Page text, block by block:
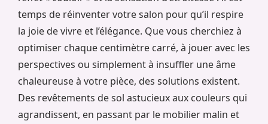
temps de réinventer votre salon pour qu’il respire
la joie de vivre et l’élégance. Que vous cherchiez à
optimiser chaque centimètre carré, à jouer avec les
perspectives ou simplement à insuffler une âme
chaleureuse à votre pièce, des solutions existent.
Des revêtements de sol astucieux aux couleurs qui
agrandissent, en passant par le mobilier malin et